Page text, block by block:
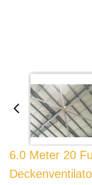
6.0 Meter 20